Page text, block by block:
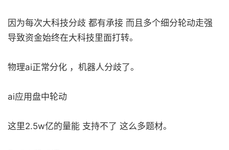
因为每次大科技分歧 都有承接 而且多个细分轮动走强
导致资金始终在大科技里面打转。
物理ai正常分化 ，机器人分歧了。
ai应用盘中轮动
这里2.5w亿的量能 支持不了 这么多题材。